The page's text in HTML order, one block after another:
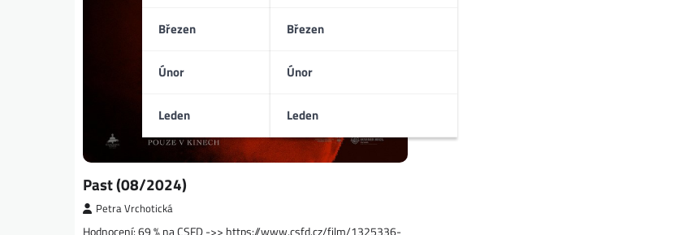
Březen
Únor
Leden
Březen
Únor
Leden
Past (08/2024)
Petra Vrchotická